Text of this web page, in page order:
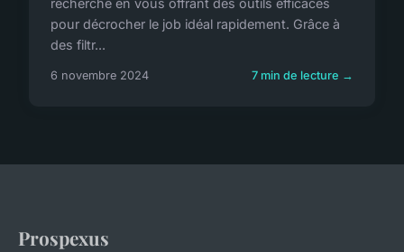
recherche en vous offrant des outils efficaces
pour décrocher le job idéal rapidement. Grâce à
des filtr...
6 novembre 2024 7 min de lecture →
Prospexus